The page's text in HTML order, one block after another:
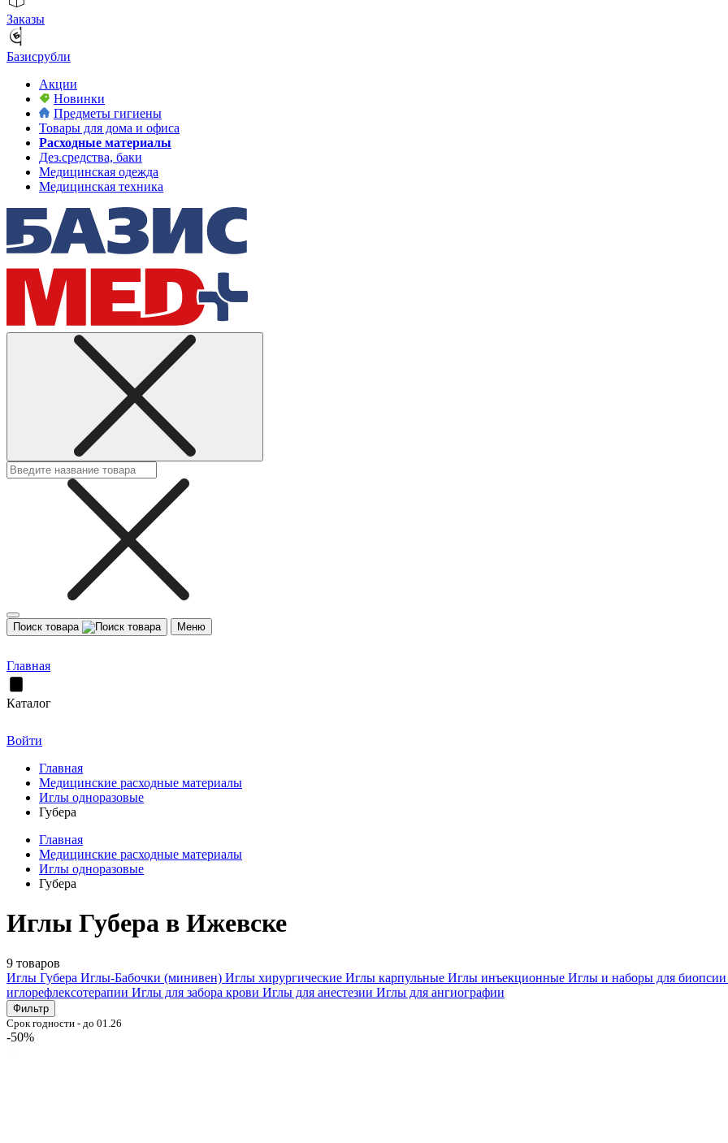
Заказы
Базисрубли
Акции
Новинки
Предметы гигиены
Товары для дома и офиса
Расходные материалы
Дез.средства, баки
Медицинская одежда
Медицинская техника
Поиск товара Меню
Главная
Каталог
Войти
Главная
Медицинские расходные материалы
Иглы одноразовые
Губера
Главная
Медицинские расходные материалы
Иглы одноразовые
Губера
Иглы Губера в Ижевске
9 товаров
Иглы Губера Иглы-Бабочки (минивен) Иглы хирургические Иглы карпульные Иглы инъекционные Иглы и наборы для биопсии
иглорефлексотерапии Иглы для забора крови Иглы для анестезии Иглы для ангиографии
Фильтр
Срок годности - до 01.26
-50%